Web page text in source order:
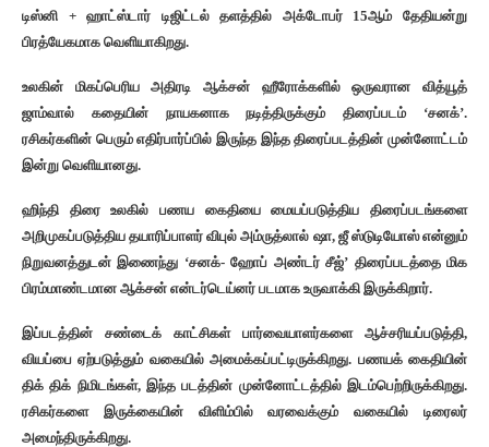
டிஸ்னி + ஹாட்ஸ்டார் டிஜிட்டல் தளத்தில் அக்டோபர் 15ஆம் தேதியன்று
பிரத்யேகமாக வெளியாகிறது.
உலகின் மிகப்பெரிய அதிரடி ஆக்சன் ஹீரோக்களில் ஒருவரான வித்யூத்
ஜாம்வால் கதையின் நாயகனாக நடித்திருக்கும் திரைப்படம் ‘சனக்’.
ரசிகர்களின் பெரும் எதிர்பார்ப்பில் இருந்த இந்த திரைப்படத்தின் முன்னோட்டம்
இன்று வெளியானது.
ஹிந்தி திரை உலகில் பணய கைதியை மையப்படுத்திய திரைப்படங்களை
அறிமுகப்படுத்திய தயாரிப்பாளர் விபுல் அம்ருத்லால் ஷா, ஜீ ஸ்டுடியோஸ் என்னும்
நிறுவனத்துடன் இணைந்து ‘சனக்- ஹோப் அண்டர் சீஜ்’ திரைப்படத்தை மிக
பிரம்மாண்டமான ஆக்சன் என்டர்டெய்னர் படமாக உருவாக்கி இருக்கிறார்.
இப்படத்தின் சண்டைக் காட்சிகள் பார்வையாளர்களை ஆச்சரியப்படுத்தி,
வியப்பை ஏற்படுத்தும் வகையில் அமைக்கப்பட்டிருக்கிறது. பணயக் கைதியின்
திக் திக் நிமிடங்கள், இந்த படத்தின் முன்னோட்டத்தில் இடம்பெற்றிருக்கிறது.
ரசிகர்களை இருக்கையின் விளிம்பில் வரவைக்கும் வகையில் டிரைலர்
அமைந்திருக்கிறது.